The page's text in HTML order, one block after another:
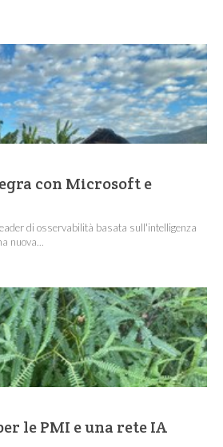
con Microsoft e
di osservabilità basata sull'intelligenza
nuova...
le PMI e una rete IA